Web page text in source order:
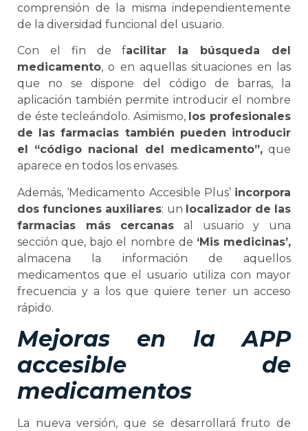
comprensión de la misma independientemente
de la diversidad funcional del usuario.
Con el fin de facilitar la búsqueda del
medicamento, o en aquellas situaciones en las
que no se dispone del código de barras, la
aplicación también permite introducir el nombre
de éste tecleándolo. Asimismo, los profesionales
de las farmacias también pueden introducir
el “código nacional del medicamento”,que
aparece en todos los envases.
Además, ‘Medicamento Accesible Plus’ incorpora
dos funciones auxiliares: un localizador de las
farmacias más cercanas al usuario y una
sección que, bajo el nombre de ‘Mis medicinas’,
almacena la información de aquellos
medicamentos que el usuario utiliza con mayor
frecuencia y a los que quiere tener un acceso
rápido.
Mejoras en la APP
accesible de
medicamentos
La nueva versión, que se desarrollará fruto de